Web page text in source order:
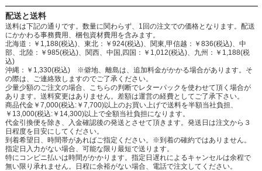
配送と送料
送料は下記の通りです。数量に関わらず、1回の注文での価格となります。配送
にかかわる事務費用、梱包資材費用を含みます。
北海道：￥1,188(税込)、東北：￥924(税込)、関東,甲信越：￥836(税込)、中
部、北陸：￥985(税込)、関西、中国,四国：￥1,012(税込)、九州：￥1,188(税
込)
沖縄：￥1,330(税込) ※僻地、離島は、追加料金がかかる場合があります。そ
の際は、ご連絡致しますのでご了承ください。
少量少額のご注文の場合、こちらの判断でレターパックを使わせて頂く場合が
あります。送料変更はありません。差額は運営の経費としてご了承下さい。
商品代金￥7,000(税込:￥7,700)以上のお買い上げで送料を半額当社負担、
￥13,000(税込:￥14,300)以上で全額当社負担になります。
代金引換便を除き、入金確認後の発送とさせて頂きます。発送日は注文から３
日程度を目安にしてください。
到着希望日、時間帯があればご指定ください。※到着の確約ではありません。
指定日入力がない場合、可能な限り最短で送ります。
特にコンビニ払いは時間がかかります。指定日遅れによるキャンセルは余程で
無い限り承れません。日程に余裕がない場合、電話で注文してください。